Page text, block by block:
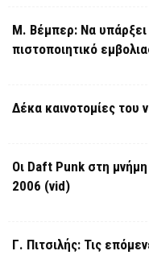
Μ. Βέμπερ: Να
πιστοποιητικό
Δέκα καινοτομίες του
Οι Daft Punk στη
2006 (vid)
Γ. Πιτσιλής: Τις